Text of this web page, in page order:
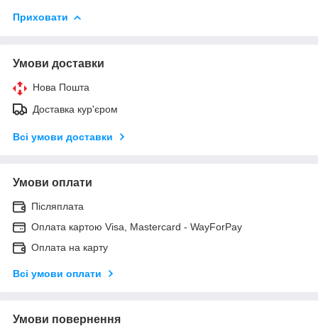
Приховати
Умови доставки
Нова Пошта
Доставка кур'єром
Всі умови доставки
Умови оплати
Післяплата
Оплата картою Visa, Mastercard - WayForPay
Оплата на карту
Всі умови оплати
Умови повернення